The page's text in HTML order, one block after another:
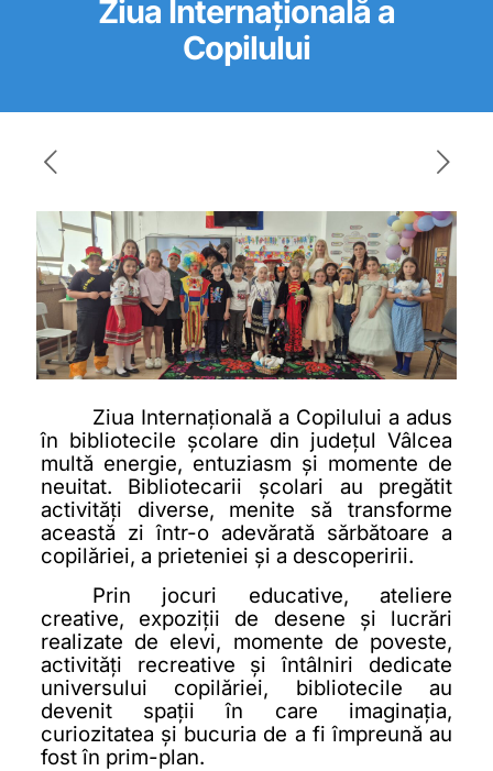
Ziua Internațională a
Copilului
Ziua Internațională a Copilului a adus
în bibliotecile școlare din județul Vâlcea
multă energie, entuziasm și momente de
neuitat. Bibliotecarii școlari au pregătit
activități diverse, menite să transforme
această zi într-o adevărată sărbătoare a
copilăriei, a prieteniei și a descoperirii.
Prin jocuri educative, ateliere
creative, expoziții de desene și lucrări
realizate de elevi, momente de poveste,
activități recreative și întâlniri dedicate
universului copilăriei, bibliotecile au
devenit spații în care imaginația,
curiozitatea și bucuria de a fi împreună au
fost în prim-plan.